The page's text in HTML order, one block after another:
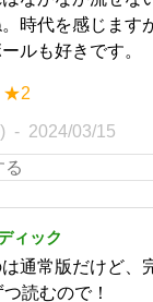
時代を感じます
ルも好きです。
★2
2024/03/15
ィック
通常版だけど、
読むので！